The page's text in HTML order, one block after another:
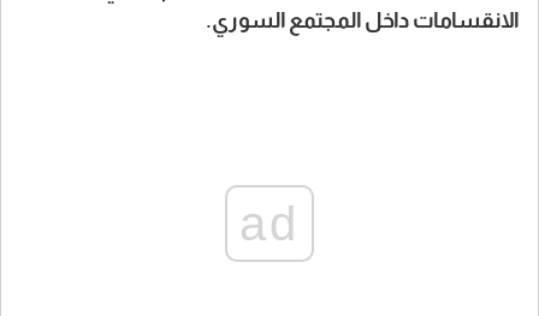
الانقسامات داخل المجتمع السوري.
ad